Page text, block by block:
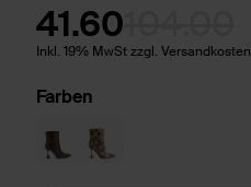
41.60
Inkl. 19% MwSt zzgl. Versandkosten
Farben